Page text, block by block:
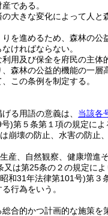
である。
大きな変化によって人
を進めるため、森林の
ければならない。
用及び保全を府民の主
森林の公益的機能の一
この条例を制定する。
げる用語の意義は、 当該各
)第５条第１項の規定によ
壊の防止、水害の防止
、自然観察、健康増進
又は第25条の２の規定に
和31年法律第101号)第３
行為をいう。
合的かつ計画的な施策を